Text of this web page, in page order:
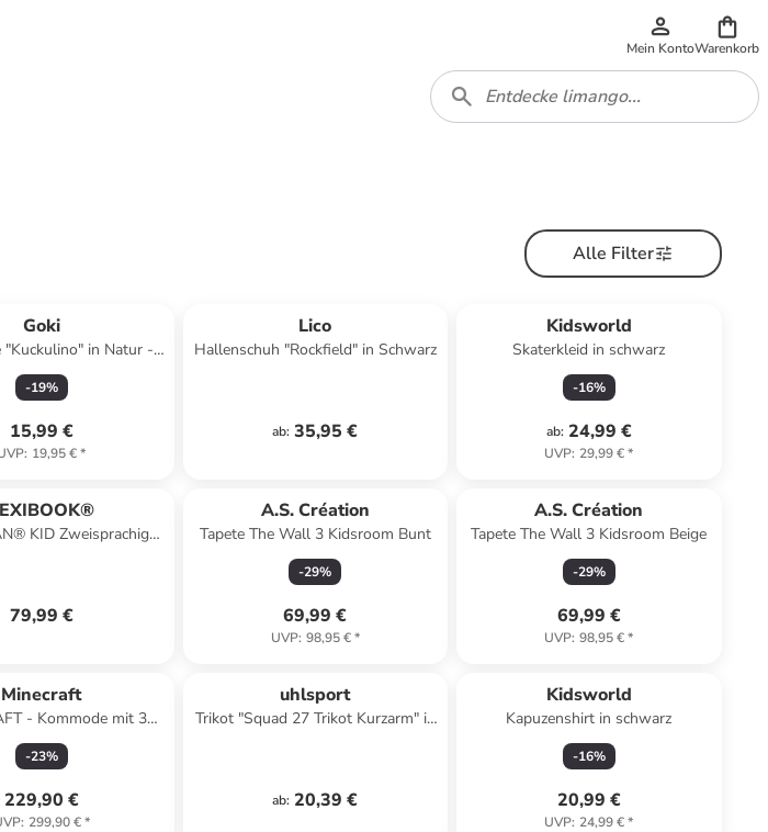
Mein KontoWarenkorb
Alle Filter
Goki
"Kuckulino" in Natur -
x (H)14 x (T)5 cm
-19%
15,99 €
: 19,95 €*
Lico
Hallenschuh "Rockfield" in Schwarz
ab: 35,95 €
Kidsworld
Skaterkleid in schwarz
-16%
ab: 24,99 €
UVP: 29,99 €*
KID Zweisprachiger
79,99 €
A.S. Création
Tapete The Wall 3 Kidsroom Bunt
-29%
69,99 €
UVP: 98,95 €*
A.S. Création
Tapete The Wall 3 Kidsroom Beige
-29%
69,99 €
UVP: 98,95 €*
Minecraft
- Kommode mit 3
Schubladen
-23%
229,90 €
: 299,90 €*
uhlsport
Trikot "Squad 27 Trikot Kurzarm" in
ab: 20,39 €
Kidsworld
Kapuzenshirt in schwarz
-16%
20,99 €
UVP: 24,99 €*